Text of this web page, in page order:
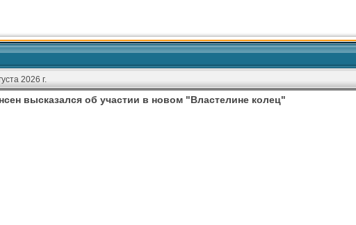
2026 г.
высказался об участии в новом "Властелине колец"